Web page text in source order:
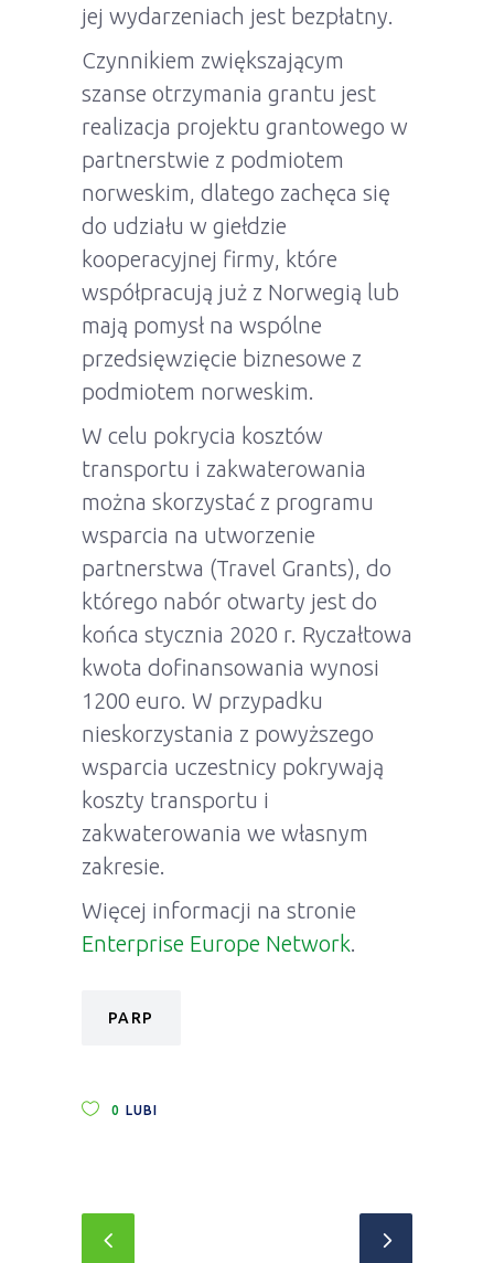
jej wydarzeniach jest bezpłatny.
Czynnikiem zwiększającym
szanse otrzymania grantu jest
realizacja projektu grantowego w
partnerstwie z podmiotem
norweskim, dlatego zachęca się
do udziału w giełdzie
kooperacyjnej firmy, które
współpracują już z Norwegią lub
mają pomysł na wspólne
przedsięwzięcie biznesowe z
podmiotem norweskim.
W celu pokrycia kosztów
transportu i zakwaterowania
można skorzystać z programu
wsparcia na utworzenie
partnerstwa (Travel Grants), do
którego nabór otwarty jest do
końca stycznia 2020 r. Ryczałtowa
kwota dofinansowania wynosi
1200 euro. W przypadku
nieskorzystania z powyższego
wsparcia uczestnicy pokrywają
koszty transportu i
zakwaterowania we własnym
zakresie.
Więcej informacji na stronie
Enterprise Europe Network.
PARP
0 LUBI